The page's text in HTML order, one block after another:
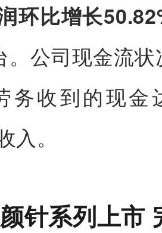
环比增长
公司现金流状
务收到的现金
。
针系列上市